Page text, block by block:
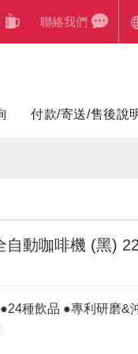
聯絡我們
付款/寄送/售後說
自動咖啡機 (黑)
種飲品 ●專利研磨&